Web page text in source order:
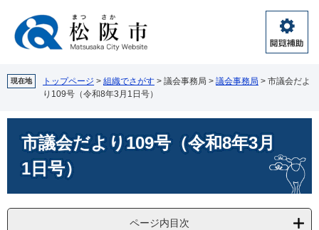
閲
覧
助
現在地 トップページ > 組織でさがす > 議会事務局 > 議会事務局 > 市議会だよ
り109号（令和8年3月1日号）
市議会だより109号（令和8年3月
1日号）
ページ内目次